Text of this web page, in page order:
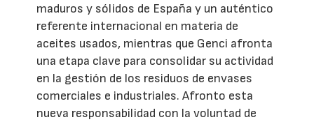
maduros y sólidos de España y un auténtico
referente internacional en materia de
aceites usados, mientras que Genci afronta
una etapa clave para consolidar su actividad
en la gestión de los residuos de envases
comerciales e industriales. Afronto esta
nueva responsabilidad con la voluntad de